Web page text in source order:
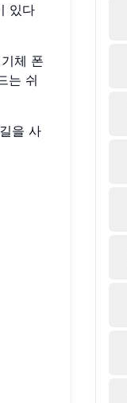
있다
체 폰
는 쉬
을 사